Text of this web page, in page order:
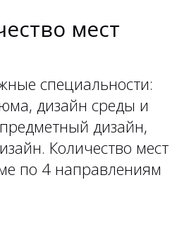
мест
специальности:
дизайн среды и
дизайн,
Количество мест
по 4 направлениям